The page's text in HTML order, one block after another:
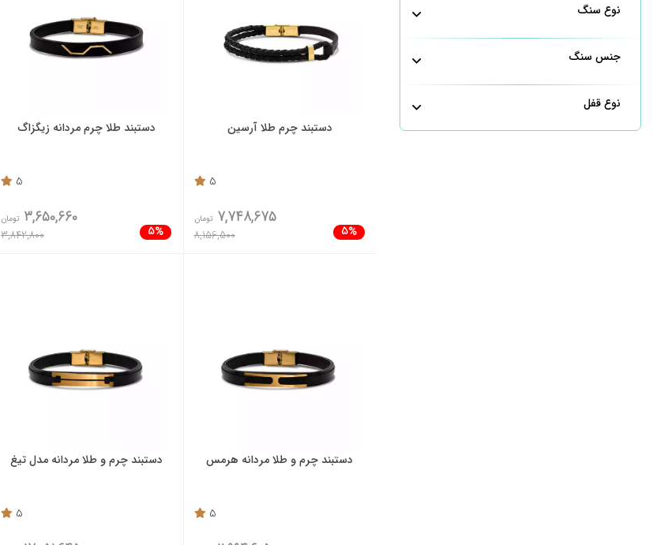
نوع سنگ
جنس سنگ
نوع قفل
دستبند چرم طلا آرسین
5
5%
7,748,675 تومان
8,156,500
دستبند طلا چرم مردانه زیگزاگ
5
5%
3,650,660 تومان
3,842,800
دستبند چرم و طلا مردانه هرمس
5
دستبند چرم و طلا مردانه مدل تیغ
5